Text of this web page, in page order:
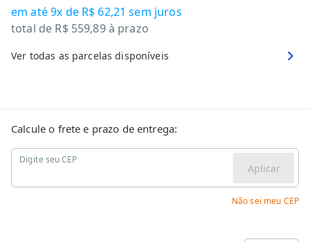
em até9x de R$ 62,21 sem juros
total de R$ 559,89à prazo
Ver todas as parcelas disponíveis
Calcule o frete e prazo de entrega:
Digite seu CEP
Aplicar
Não sei meu CEP